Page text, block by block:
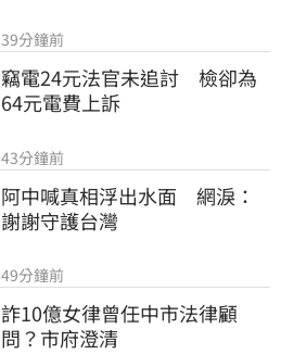
39分鐘前
竊電24元法官未追討　檢卻為
64元電費上訴
43分鐘前
阿中喊真相浮出水面　網淚：
謝謝守護台灣
49分鐘前
詐10億女律曾任中市法律顧
問？市府澄清